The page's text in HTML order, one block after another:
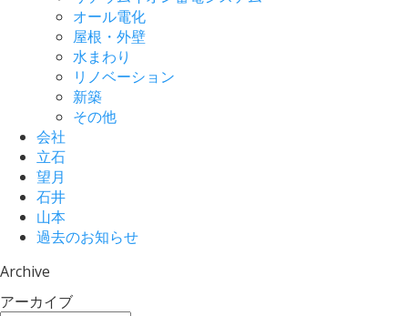
オール電化
屋根・外壁
水まわり
リノベーション
新築
その他
会社
立石
望月
石井
山本
過去のお知らせ
Archive
アーカイブ